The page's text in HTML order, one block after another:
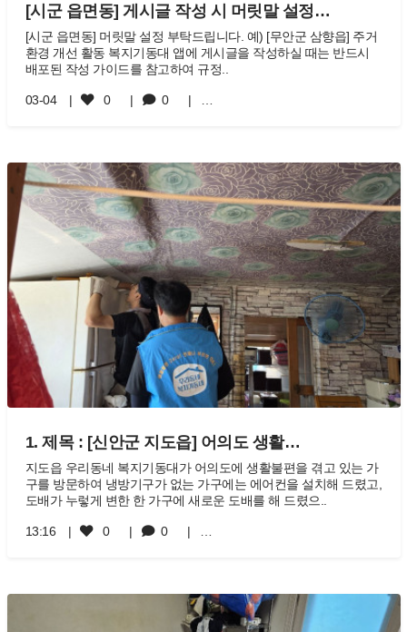
[시군 읍면동] 게시글 작성 시 머릿말 설정…
[시군 읍면동] 머릿말 설정 부탁드립니다. 예) [무안군 삼향읍] 주거
환경 개선 활동 복지기동대 앱에 게시글을 작성하실 때는 반드시
배포된 작성 가이드를 참고하여 규정..
03-04 0 0
1. 제목 : [신안군 지도읍] 어의도 생활…
지도읍 우리동네 복지기동대가 어의도에 생활불편을 겪고 있는 가
구를 방문하여 냉방기구가 없는 가구에는 에어컨을 설치해 드렸고,
도배가 누렇게 변한 한 가구에 새로운 도배를 해 드렸으..
13:16 0 0 …